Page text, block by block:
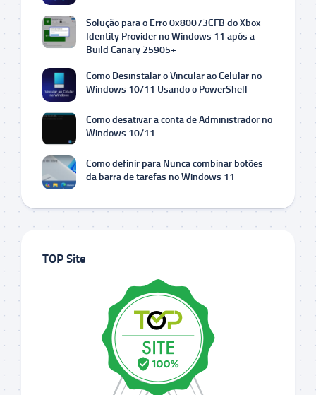
Solução para o Erro 0x80073CFB do Xbox
Identity Provider no Windows 11 após a
Build Canary 25905+
Como Desinstalar o Vincular ao Celular no
Windows 10/11 Usando o PowerShell
Como desativar a conta de Administrador no
Windows 10/11
Como definir para Nunca combinar botões
da barra de tarefas no Windows 11
TOP Site